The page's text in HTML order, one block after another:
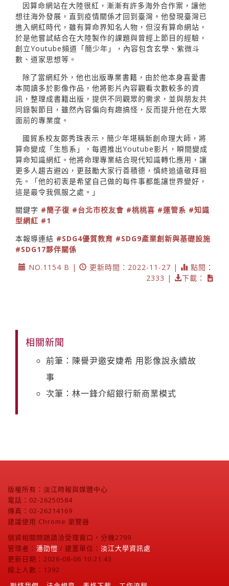
因算命網站在大陸很紅，漸漸有許多海外合作案，讓他
想往海外發展，直到疫情關係才回到臺灣。他發現臺灣已
進入網紅時代，雖有算命界知名人物，但沒有算命網站，
於是他嘗試結合在大陸製作的課題與曾經上節目的經驗，
創立Youtube頻道「簡少年」，內容包含玄學、紫微斗
數、道家思想等。
除了當網紅外，他也出版專業書籍，由於他本身喜愛書
本閱讀多於影像作品，他將影片內容觀看次數較多的資
訊，整理成書籍出版，提供不同觀眾的需求，並與朋友共
同錄製節目，雖然內容偏向有趣搞怪，反而提升他在大眾
面前的專業度。
國貿系校友鄭秀珠表示，簡少年堪稱新創命理大師，將
算命變成「生態系」，每週推出Youtube影片，瞬間變成
算命知識網紅。他將命理專業結合現代知識轉化應用，讓
更多人趨吉避凶，更鼓勵大家行善積德，慎終追遠敬拜祖
先。「他的初衷是希望自己做的每件事都能讓世界變好，
這是最令我佩服之處。」
關鍵字 #簡子復 #台北市校友會 #桃桃喜 #運管系 #知識
型網紅 #1
本報導連結 #SDG4優質教育 #SDG9產業創新與基礎設施
#SDG17夥伴關係
NO.1154 B |
更新時間：2022-11-27 |
點閱：
2333 |
下載：
相關新聞
前筆：陳譽尹邀安婕希 用影像說永續故
事
次筆：林一鋒介紹銀行新商業模式
版權所有：淡江時報與媒體中心
電話：02-26250584
傳真：02-26214169
建議使用 Chrome 瀏覽器
個資相關問題請洽受理窗口，分機2799
管理者： 潘劭愷 / 建置單位： 淡江大學資訊處
更新日期：2026-08-06 10:21:43
線上人數：1392